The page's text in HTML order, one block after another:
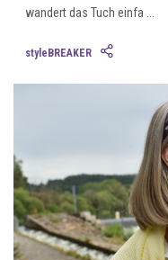
wandert das Tuch einfa ...
styleBREAKER